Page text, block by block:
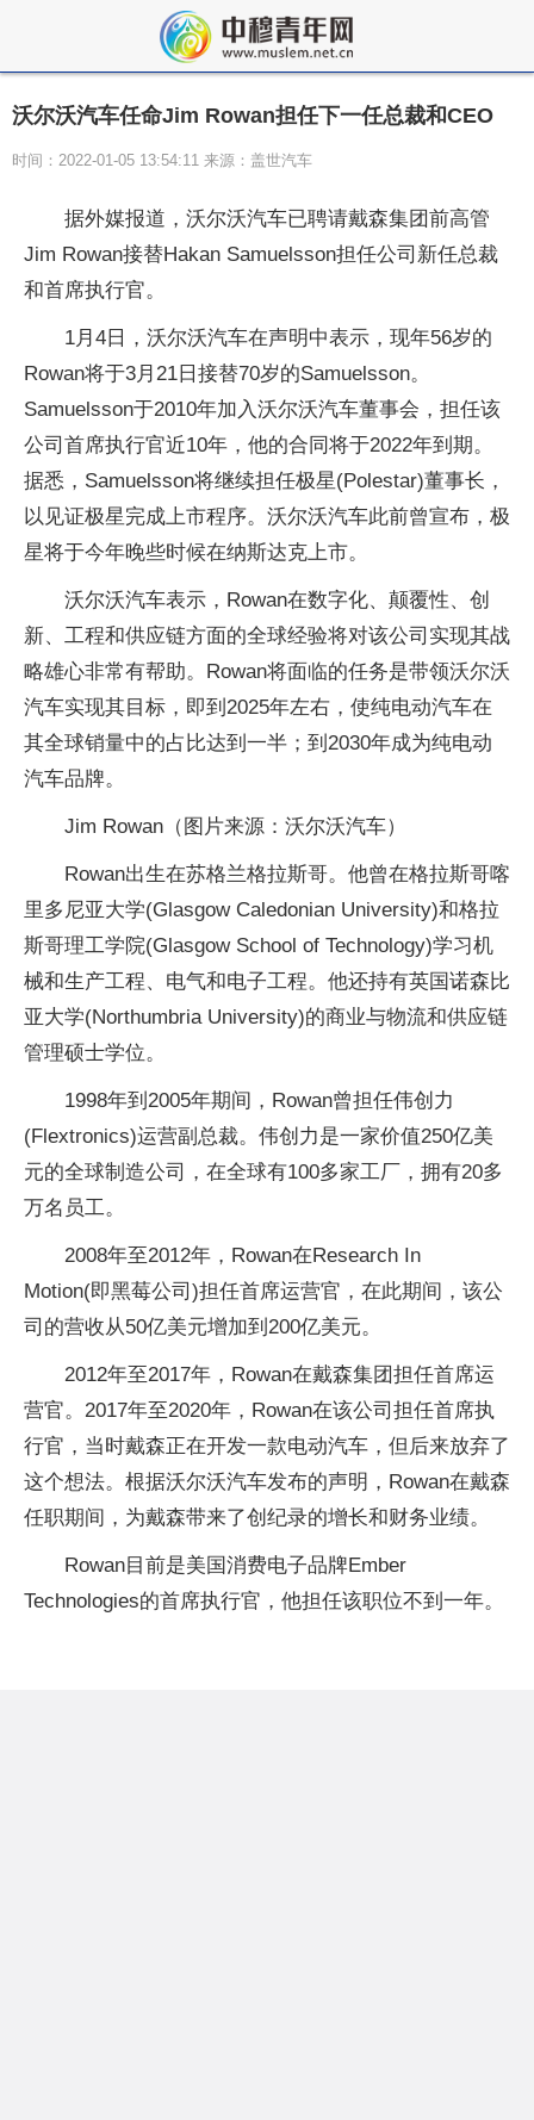
沃尔沃汽车任命Jim Rowan担任下一任总裁和CEO
时间：2022-01-05 13:54:11 来源：盖世汽车
据外媒报道，沃尔沃汽车已聘请戴森集团前高管
Jim Rowan接替Hakan Samuelsson担任公司新任总裁
和首席执行官。
1月4日，沃尔沃汽车在声明中表示，现年56岁的
Rowan将于3月21日接替70岁的Samuelsson。
Samuelsson于2010年加入沃尔沃汽车董事会，担任该
公司首席执行官近10年，他的合同将于2022年到期。
据悉，Samuelsson将继续担任极星(Polestar)董事长，
以见证极星完成上市程序。沃尔沃汽车此前曾宣布，极
星将于今年晚些时候在纳斯达克上市。
沃尔沃汽车表示，Rowan在数字化、颠覆性、创
新、工程和供应链方面的全球经验将对该公司实现其战
略雄心非常有帮助。Rowan将面临的任务是带领沃尔沃
汽车实现其目标，即到2025年左右，使纯电动汽车在
其全球销量中的占比达到一半；到2030年成为纯电动
汽车品牌。
Jim Rowan（图片来源：沃尔沃汽车）
Rowan出生在苏格兰格拉斯哥。他曾在格拉斯哥喀
里多尼亚大学(Glasgow Caledonian University)和格拉
斯哥理工学院(Glasgow School of Technology)学习机
械和生产工程、电气和电子工程。他还持有英国诺森比
亚大学(Northumbria University)的商业与物流和供应链
管理硕士学位。
1998年到2005年期间，Rowan曾担任伟创力
(Flextronics)运营副总裁。伟创力是一家价值250亿美
元的全球制造公司，在全球有100多家工厂，拥有20多
万名员工。
2008年至2012年，Rowan在Research In
Motion(即黑莓公司)担任首席运营官，在此期间，该公
司的营收从50亿美元增加到200亿美元。
2012年至2017年，Rowan在戴森集团担任首席运
营官。2017年至2020年，Rowan在该公司担任首席执
行官，当时戴森正在开发一款电动汽车，但后来放弃了
这个想法。根据沃尔沃汽车发布的声明，Rowan在戴森
任职期间，为戴森带来了创纪录的增长和财务业绩。
Rowan目前是美国消费电子品牌Ember
Technologies的首席执行官，他担任该职位不到一年。